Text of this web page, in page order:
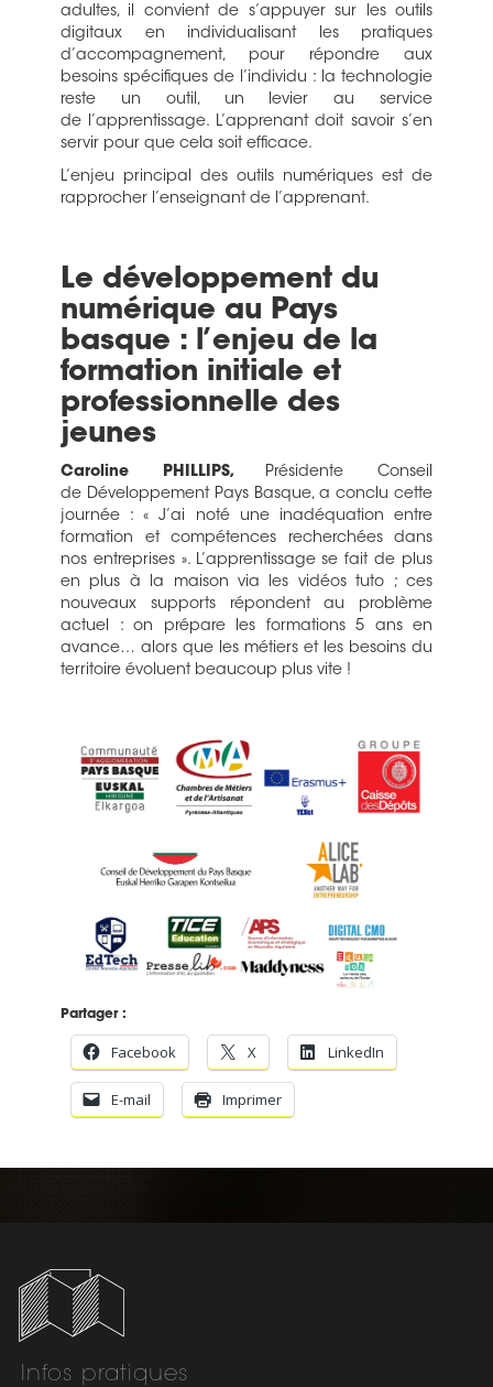
adultes, il convient de s’appuyer sur les outils
digitaux en individualisant les pratiques
d’accompagnement, pour répondre aux
besoins spécifiques de l’individu : la technologie
reste un outil, un levier au service
de l’apprentissage. L’apprenant doit savoir s’en
servir pour que cela soit efficace.
L’enjeu principal des outils numériques est de
rapprocher l’enseignant de l’apprenant.
Le développement du
numérique au Pays
basque : l’enjeu de la
formation initiale et
professionnelle des
jeunes
Caroline PHILLIPS, Présidente Conseil
de Développement Pays Basque, a conclu cette
journée : « J’ai noté une inadéquation entre
formation et compétences recherchées dans
nos entreprises ». L’apprentissage se fait de plus
en plus à la maison via les vidéos tuto ; ces
nouveaux supports répondent au problème
actuel : on prépare les formations 5 ans en
avance… alors que les métiers et les besoins du
territoire évoluent beaucoup plus vite !
Partager :
Facebook X LinkedIn
E-mail Imprimer
Infos pratiques